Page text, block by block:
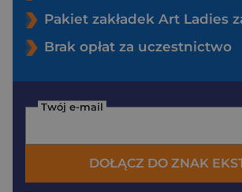
Pakiet zakładek Art Ladies
Brak opłat za uczestnictwo
Twój e-mail
DOŁĄCZ DO ZNAK